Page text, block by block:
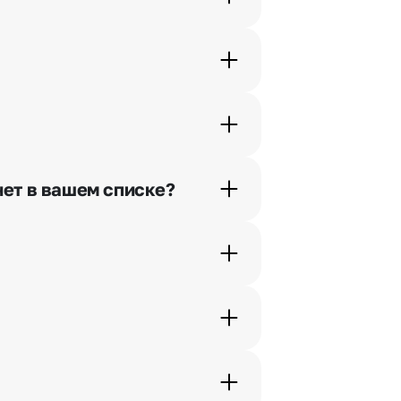
в вашем списке?
в срок от 1 до 3 дней. Услуга